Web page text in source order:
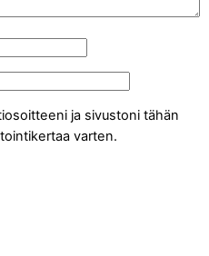
ja sivustoni tähän
varten.